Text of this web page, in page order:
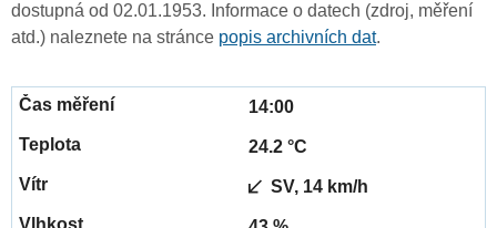
dostupná od 02.01.1953. Informace o datech (zdroj, měření
atd.) naleznete na stránce popis archivních dat.
14:00
24.2 °C
SV, 14 km/h